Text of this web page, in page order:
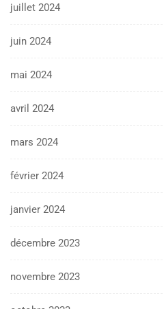
juillet 2024
juin 2024
mai 2024
avril 2024
mars 2024
février 2024
janvier 2024
décembre 2023
novembre 2023